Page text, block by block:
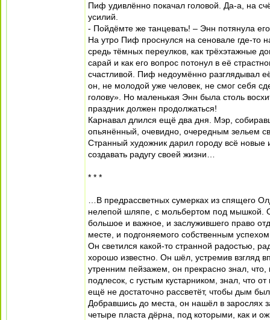
Пиф удивлённо покачал головой. Да-а, на
усилий.
- Пойдёмте же танцевать! – Энн потянула
На утро Пиф проснулся на сеновале где-то
средь тёмных переулков, как трёхэтажные
сарай и как его вопрос потонул в её
счастливой. Пиф недоумённо разглядывал
он, не молодой уже человек, не смог себя
голову». Но маленькая Энн была столь
праздник должен продолжаться!
Карнавал длился ещё два дня. Мэр,
опьянённый, очевидно, очередным зельем
Странный художник дарил городу всё новые
создавать радугу своей жизни…
* * *
…В предрассветных сумерках из спящего
нелепой шляпе, с мольбертом под мышкой.
большое и важное, и заслужившего право
месте, и подгоняемого собственным
Он светился какой-то странной радостью,
хорошо известно. Он шёл, устремив взгляд
утренним пейзажем, он прекрасно знал, что,
подлесок, с густым кустарником, знал, что
ещё не достаточно рассветёт, чтобы дым
Добравшись до места, он нашёл в зарослях
четыре пласта дёрна, под которыми, как и